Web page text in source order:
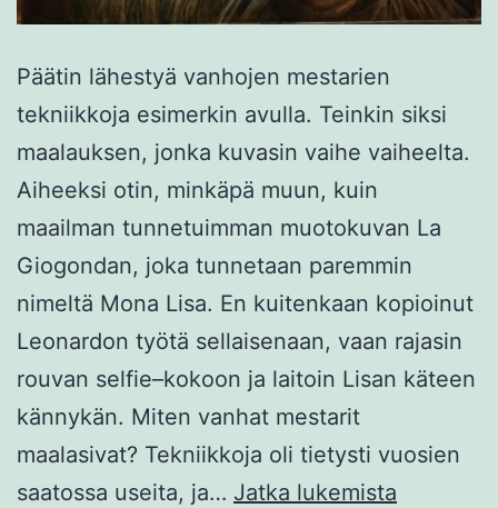
Päätin lähestyä vanhojen mestarien
tekniikkoja esimerkin avulla. Teinkin siksi
maalauksen, jonka kuvasin vaihe vaiheelta.
Aiheeksi otin, minkäpä muun, kuin
maailman tunnetuimman muotokuvan La
Giogondan, joka tunnetaan paremmin
nimeltä Mona Lisa. En kuitenkaan kopioinut
Leonardon työtä sellaisenaan, vaan rajasin
rouvan selfie–kokoon ja laitoin Lisan käteen
kännykän. Miten vanhat mestarit
maalasivat? Tekniikkoja oli tietysti vuosien
saatossa useita, ja… Jatka lukemista